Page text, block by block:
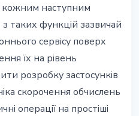
наступним
таких функцій зазвичай
сервісу поверх
їх на рівень
розробку застосунків
скорочення обчислень
операції на простіші